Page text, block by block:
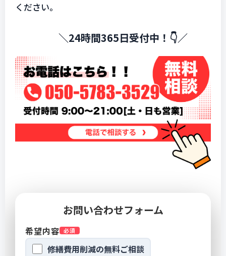
ください。
＼24時間365日受付中！👇／
お問い合わせフォーム
希望内容 必須
修繕費用削減の無料ご相談